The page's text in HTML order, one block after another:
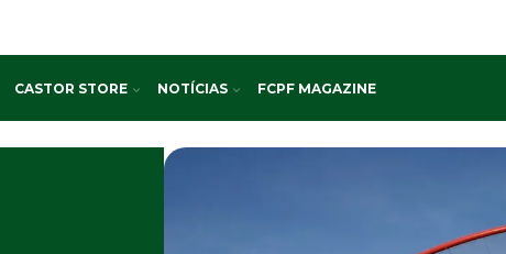
CASTOR STORE NOTÍCIAS FCPF MAGAZINE